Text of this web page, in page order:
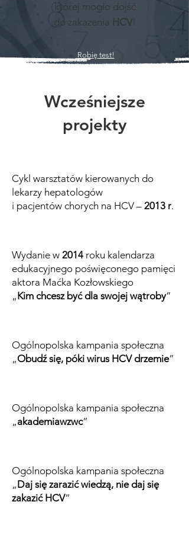
której mogło dojść
do zakażenia HCV!
Robię test!
Wcześniejsze
projekty
Cykl warsztatów kierowanych do
lekarzy hepatologów
i pacjentów chorych na HCV – 2013 r.
Wydanie w 2014roku kalendarza
edukacyjnego poświęconego pamięci
aktora Maćka Kozłowskiego
„Kim chcesz być dla swojej wątroby”
Ogólnopolska kampania społeczna
„Obudź się, póki wirus HCV drzemie”
Ogólnopolska kampania społeczna
„akademiawzwc”
Ogólnopolska kampania społeczna
„Daj się zarazić wiedzą, nie daj się
zakazić HCV”